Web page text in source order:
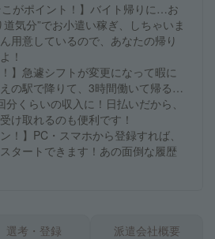
がポイント！】バイト帰りに…お
気分”でお小遣い稼ぎ、しちゃいま
用意しているので、あなたの帰り
！
】急遽シフトが変更になって暇に
の駅で降りて、3時間働いて帰る…
くらいの収入に！日払いだから、
け取れるのも便利です！
！】PC・スマホから登録すれば、
タートできます！あの面倒な履歴
選考・登録 派遣会社概要